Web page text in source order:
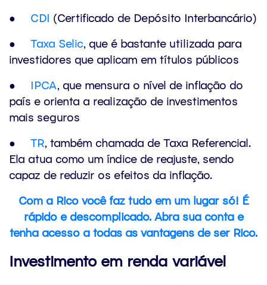
● CDI (Certificado de Depósito Interbancário)
● Taxa Selic, que é bastante utilizada para
investidores que aplicam em títulos públicos
● IPCA, que mensura o nível de inflação do
país e orienta a realização de investimentos
mais seguros
● TR, também chamada de Taxa Referencial.
Ela atua como um índice de reajuste, sendo
capaz de reduzir os efeitos da inflação.
Com a Rico você faz tudo em um lugar só! É
rápido e descomplicado. Abra sua conta e
tenha acesso a todas as vantagens de ser Rico.
Investimento em renda variável